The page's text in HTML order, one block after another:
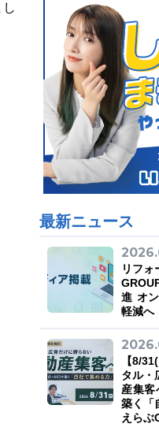
最新ニュース
リフォ
進 オ
軽減へ
【8/
タル・
産集
築く「
えらぶ